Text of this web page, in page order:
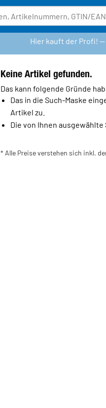
Hier kauft der Profi!
Keine Artikel gefunden.
Das kann folgende Gründe
Das in die Such-Maske
Artikel zu.
Die von Ihnen
* Alle Preise verstehen sich inkl.